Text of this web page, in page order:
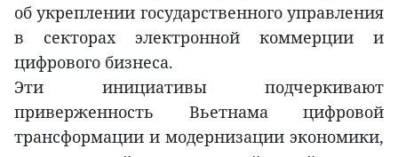
об укреплении государственного управления
в секторах электронной коммерции и
цифрового бизнеса.
Эти инициативы подчеркивают
приверженность Вьетнама цифровой
трансформации и модернизации экономики,